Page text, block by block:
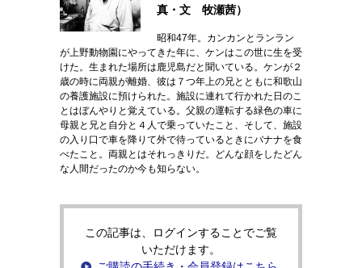
真・文 牧瀬茜）
昭和47年。カンカンとランラン
が上野動物園にやってきた年に、ケンはこの世に生を受
けた。生まれた場所は鹿児島だと聞いている。ケンが２
歳の時に両親が離婚、彼は７つ年上の兄とともに和歌山
の養護施設に預けられた。施設に連れて行かれた日のこ
とはぼんやりと覚えている。父親の運転する緑色の車に
母親と兄と自分と４人で乗っていたこと、そして、施設
の入り口で車を降りて外で待っているときにバナナを食
べたこと。両親とはそれっきりだ。どんな顔をしたどん
な人間だったのか今も知らない。
この記事は、ログインすることでご覧
いただけます。